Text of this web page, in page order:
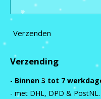
Verzenden
Verzending
- Binnen 3 tot 7
- met DHL, DPD & PostNL.